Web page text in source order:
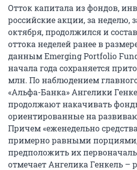
Отток капитала из фондов,
российские акции, за неделю,
октября, продолжился и
оттока неделей ранее в
данным Emerging Portfolio Fund
начала года сохраняется
млн. По наблюдением
«Альфа-Банка» Ангелики
продолжают накачивать
ориентированные на
Причем «еженедельно
примерно равными порциями,
предположить их
отмечает Ангелика Генкель –